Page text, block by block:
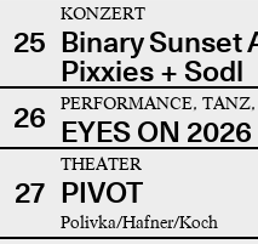
25
KONZERT
Binary Sunset
Pixxies + Sodl
26
PERFORMANCE,
EYES ON 2026
27
THEATER
PIVOT
Polivka/Hafner/Koch